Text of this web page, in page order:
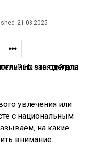
21.08.2025
увлечения или
с национальным
на какие
внимание.